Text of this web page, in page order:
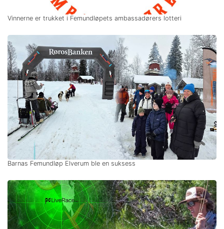
Vinnerne er trukket i Femundløpets ambassadørers lotteri
Barnas Femundløp Elverum ble en suksess